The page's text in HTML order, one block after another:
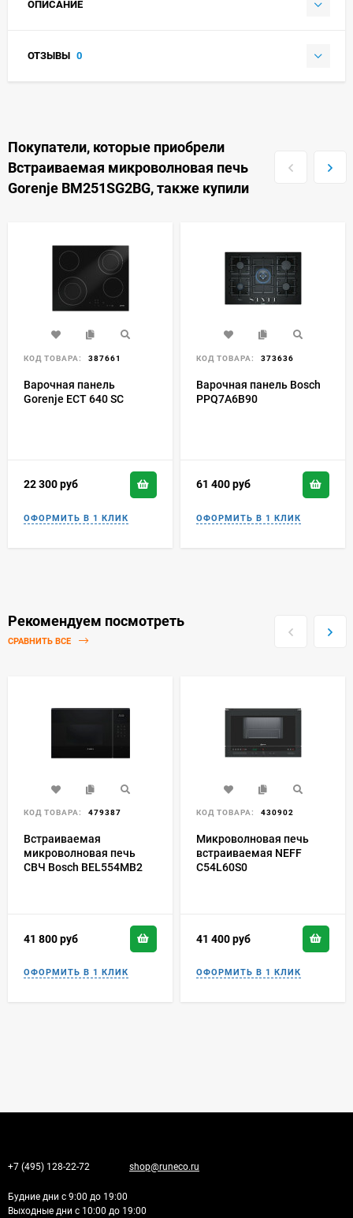
ОПИСАНИЕ
ОТЗЫВЫ 0
Покупатели, которые приобрели
Встраиваемая микроволновая печь
Gorenje BM251SG2BG, также купили
КОД ТОВАРА: 387661
Варочная панель
Gorenje ECT 640 SC
22 300руб
КОД ТОВАРА: 373636
Варочная панель Bosch
PPQ7A6B90
61 400руб
Рекомендуем посмотреть
СРАВНИТЬ ВСЕ
КОД ТОВАРА: 479387
Встраиваемая
микроволновая печь
СВЧ Bosch BEL554MB2
41 800руб
КОД ТОВАРА: 430902
Микроволновая печь
встраиваемая NEFF
C54L60S0
41 400руб
+7 (495) 128-22-72 shop@runeco.ru
Будние дни с 9:00 до 19:00
Выходные дни с 10:00 до 19:00